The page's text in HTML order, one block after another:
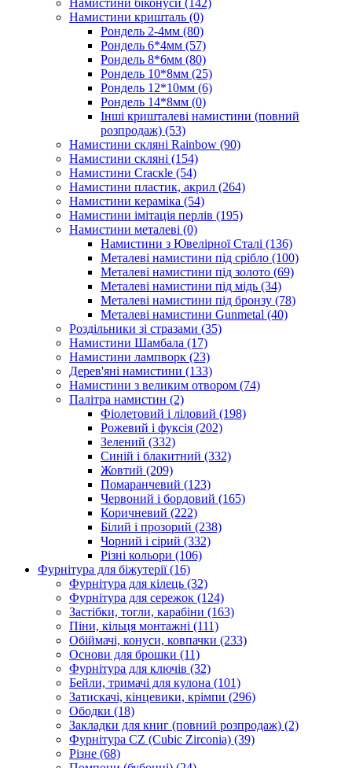
Намистини біконуси (142)
Намистини кришталь (0)
Рондель 2-4мм (80)
Рондель 6*4мм (57)
Рондель 8*6мм (80)
Рондель 10*8мм (25)
Рондель 12*10мм (6)
Рондель 14*8мм (0)
Інші кришталеві намистини (повний
розпродаж) (53)
Намистини скляні Rainbow (90)
Намистини скляні (154)
Намистини Cracкle (54)
Намистини пластик, акрил (264)
Намистини кераміка (54)
Намистини імітація перлів (195)
Намистини металеві (0)
Намистини з Ювелірної Сталі (136)
Металеві намистини під срібло (100)
Металеві намистини під золото (69)
Металеві намистини під мідь (34)
Металеві намистини під бронзу (78)
Металеві намистини Gunmetal (40)
Роздільники зі стразами (35)
Намистини Шамбала (17)
Намистини лампворк (23)
Дерев'яні намистини (133)
Намистини з великим отвором (74)
Палітра намистин (2)
Фіолетовий і ліловий (198)
Рожевий і фуксія (202)
Зелений (332)
Синій і блакитний (332)
Жовтий (209)
Помаранчевий (123)
Червоний і бордовий (165)
Коричневий (222)
Білий і прозорий (238)
Чорний і сірий (332)
Різні кольори (106)
Фурнітура для біжутерії(16)
Фурнітура для кілець (32)
Фурнітура для сережок (124)
Застібки, тогли, карабіни (163)
Піни, кільця монтажні (111)
Обіймачі, конуси, ковпачки (233)
Основи для брошки (11)
Фурнітура для ключів (32)
Бейли, тримачі для кулона (101)
Затискачі, кінцевики, крімпи (296)
Ободки (18)
Закладки для книг (повний розпродаж) (2)
Фурнітура CZ (Cubic Zirconia) (39)
Різне (68)